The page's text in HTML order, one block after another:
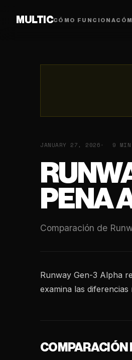
MULTICCÓMO FUNCIONA
JANUARY 27, 2026 9 MIN
PENA
Comparación de
Runway Gen-3 Alpha
examina las
COMPARACIÓN